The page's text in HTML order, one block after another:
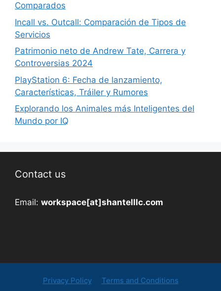
Comparados
Incall vs. Outcall: Comparación de Tipos de
Servicios
Patrimonio neto de Andrew Tate, Carrera y
Controversias 2024
PlayStation 6: Fecha de lanzamiento,
Características, Tráiler y Rumores
Explorando los Animales más Inteligentes del
Mundo por IQ
Contact us
Email: workspace[at]shantelllc.com
Privacy Policy Terms and Conditions